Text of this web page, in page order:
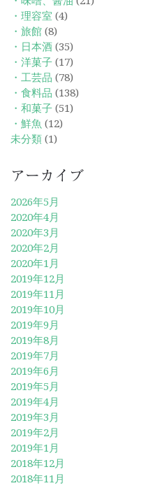
・理容室 (4)
・旅館 (8)
・日本酒 (35)
・洋菓子 (17)
・工芸品 (78)
・食料品 (138)
・和菓子 (51)
・鮮魚 (12)
未分類 (1)
アーカイブ
2026年5月
2020年4月
2020年3月
2020年2月
2020年1月
2019年12月
2019年11月
2019年10月
2019年9月
2019年8月
2019年7月
2019年6月
2019年5月
2019年4月
2019年3月
2019年2月
2019年1月
2018年12月
2018年11月